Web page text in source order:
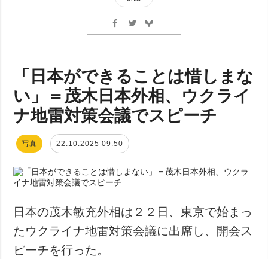
「日本ができることは惜しまな
い」＝茂木日本外相、ウクライ
ナ地雷対策会議でスピーチ
写真 22.10.2025 09:50
日本の茂木敏充外相は２２日、東京で始まっ
たウクライナ地雷対策会議に出席し、開会ス
ピーチを行った。